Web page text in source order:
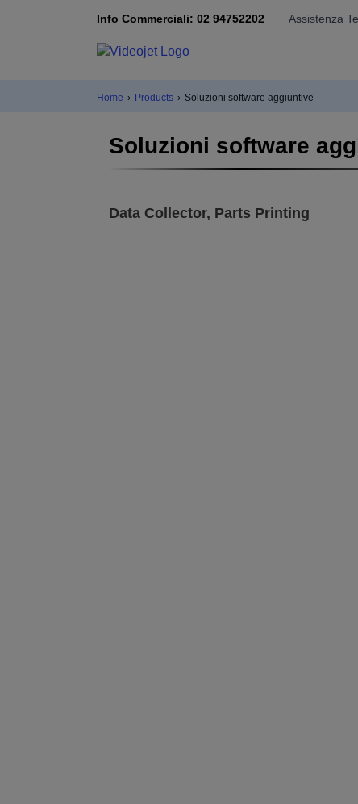
Info Commerciali: 02 94752202 Assistenza
Home › Products › Soluzioni software aggiuntive
Soluzioni software
Data Collector, Parts Printing